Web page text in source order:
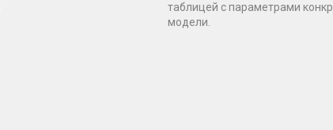
таблицей с параметрами
модели.